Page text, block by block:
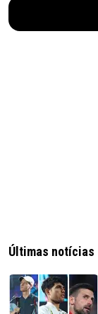
Últimas notícias